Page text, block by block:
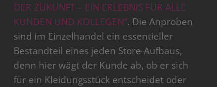
DER ZUKUNFT – EIN ERLEBNIS FÜR ALLE
KUNDEN UND KOLLEGEN“. Die Anproben
sind im Einzelhandel ein essentieller
Bestandteil eines jeden Store-Aufbaus,
denn hier wägt der Kunde ab, ob er sich
für ein Kleidungsstück entscheidet oder